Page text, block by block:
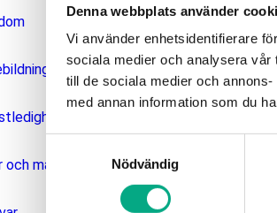
Denna webbplats använder
Vi använder enhetsidentifierare
sociala medier och analysera vår
till de sociala medier och
med annan information som du
Nödvändig
och statistik
och permission
mallar